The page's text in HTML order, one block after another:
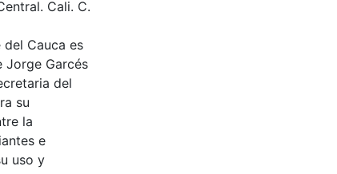
Cali. C.
Cauca es
Jorge Garcés
del
su
la
e
uso y